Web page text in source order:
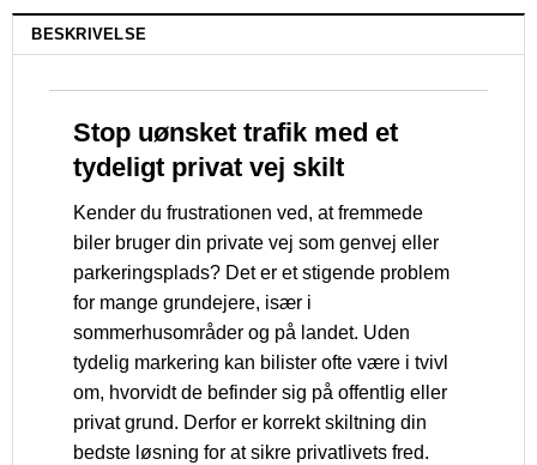
BESKRIVELSE
Stop uønsket trafik med et
tydeligt privat vej skilt
Kender du frustrationen ved, at fremmede
biler bruger din private vej som genvej eller
parkeringsplads? Det er et stigende problem
for mange grundejere, især i
sommerhusområder og på landet. Uden
tydelig markering kan bilister ofte være i tvivl
om, hvorvidt de befinder sig på offentlig eller
privat grund. Derfor er korrekt skiltning din
bedste løsning for at sikre privatlivets fred.